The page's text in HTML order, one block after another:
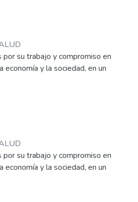
su trabajo y compromiso en
y la sociedad, en un
su trabajo y compromiso en
y la sociedad, en un